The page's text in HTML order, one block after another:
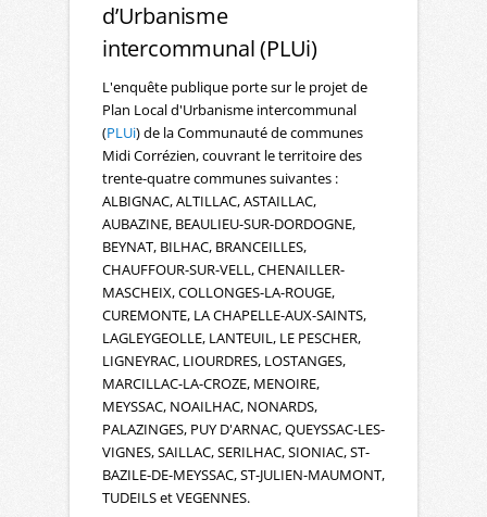
d’Urbanisme
intercommunal (PLUi)
L'enquête publique porte sur le projet de
Plan Local d'Urbanisme intercommunal
(PLUi) de la Communauté de communes
Midi Corrézien, couvrant le territoire des
trente-quatre communes suivantes :
ALBIGNAC, ALTILLAC, ASTAILLAC,
AUBAZINE, BEAULIEU-SUR-DORDOGNE,
BEYNAT, BILHAC, BRANCEILLES,
CHAUFFOUR-SUR-VELL, CHENAILLER-
MASCHEIX, COLLONGES-LA-ROUGE,
CUREMONTE, LA CHAPELLE-AUX-SAINTS,
LAGLEYGEOLLE, LANTEUIL, LE PESCHER,
LIGNEYRAC, LIOURDRES, LOSTANGES,
MARCILLAC-LA-CROZE, MENOIRE,
MEYSSAC, NOAILHAC, NONARDS,
PALAZINGES, PUY D'ARNAC, QUEYSSAC-LES-
VIGNES, SAILLAC, SERILHAC, SIONIAC, ST-
BAZILE-DE-MEYSSAC, ST-JULIEN-MAUMONT,
TUDEILS et VEGENNES.